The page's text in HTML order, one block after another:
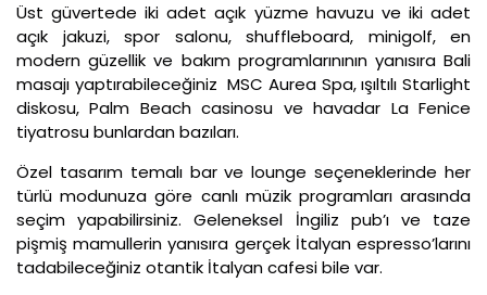
Üst güvertede iki adet açık yüzme havuzu ve iki adet
açık jakuzi, spor salonu, shuffleboard, minigolf, en
modern güzellik ve bakım programlarınının yanısıra Bali
masajı yaptırabileceğiniz MSC Aurea Spa, ışıltılı Starlight
diskosu, Palm Beach casinosu ve havadar La Fenice
tiyatrosu bunlardan bazıları.
Özel tasarım temalı bar ve lounge seçeneklerinde her
türlü modunuza göre canlı müzik programları arasında
seçim yapabilirsiniz. Geleneksel İngiliz pub’ı ve taze
pişmiş mamullerin yanısıra gerçek İtalyan espresso’larını
tadabileceğiniz otantik İtalyan cafesi bile var.